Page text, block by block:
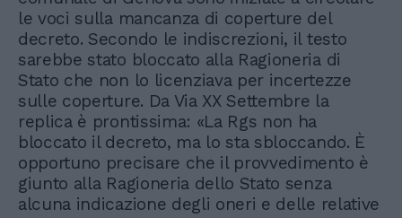
le voci sulla mancanza di coperture del
decreto. Secondo le indiscrezioni, il testo
sarebbe stato bloccato alla Ragioneria di
Stato che non lo licenziava per incertezze
sulle coperture. Da Via XX Settembre la
replica è prontissima: «La Rgs non ha
bloccato il decreto, ma lo sta sbloccando. È
opportuno precisare che il provvedimento è
giunto alla Ragioneria dello Stato senza
alcuna indicazione degli oneri e delle relative